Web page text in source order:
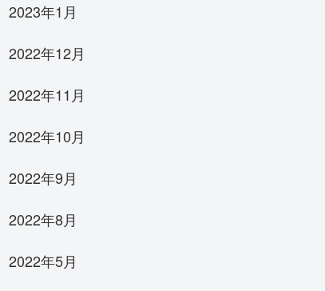
2023年1月
2022年12月
2022年11月
2022年10月
2022年9月
2022年8月
2022年5月